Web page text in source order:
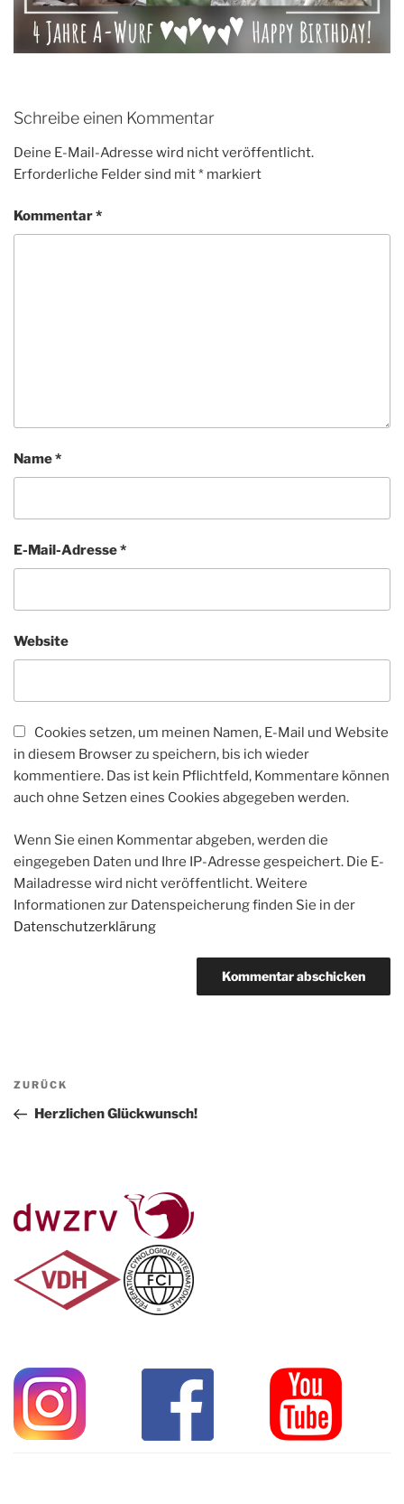
Schreibe einen Kommentar
Deine E-Mail-Adresse wird nicht veröffentlicht.
Erforderliche Felder sind mit* markiert
Kommentar*
Name*
E-Mail-Adresse*
Website
Cookies setzen, um meinen Namen, E-Mail und Website
in diesem Browser zu speichern, bis ich wieder
kommentiere. Das ist kein Pflichtfeld, Kommentare können
auch ohne Setzen eines Cookies abgegeben werden.
Wenn Sie einen Kommentar abgeben, werden die
eingegeben Daten und Ihre IP-Adresse gespeichert. Die E-
Mailadresse wird nicht veröffentlicht. Weitere
Informationen zur Datenspeicherung finden Sie in der
Datenschutzerklärung
Beitragsnavigation
Vorheriger
Beitrag
ZURÜCK
Herzlichen Glückwunsch!